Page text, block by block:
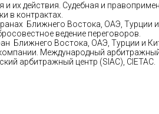
и их действия. Судебная и
в контрактах.
Ближнего Востока, ОАЭ, Турции
ведение переговоров.
Ближнего Востока, ОАЭ, Турции и
Международный
арбитражный центр (SIAC), CIETAC.